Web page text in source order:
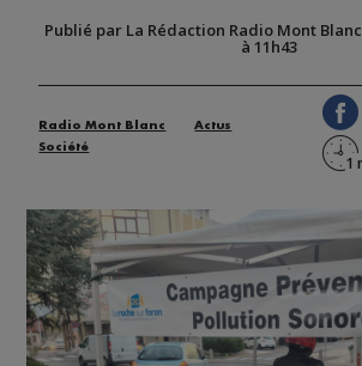
Publié par La Rédaction Radio Mont Blanc
à 11h43
Radio Mont Blanc
Actus
Société